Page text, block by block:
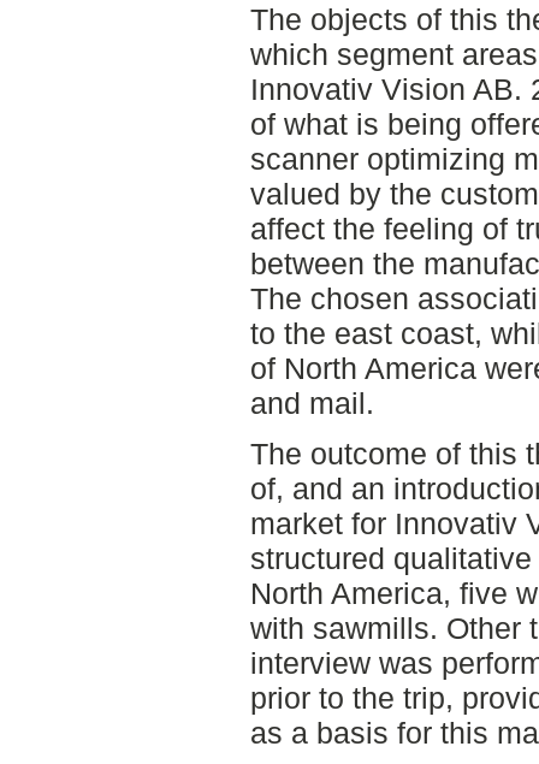
The objects of this
which segment
Innovativ Vision AB.
of what is being
scanner optimizing
valued by the
affect the feeling of
between the
The chosen
to the east coast,
of North America
and mail.
The outcome of this
of, and an
market for Innovativ
structured
North America, five
with sawmills. Other
interview was
prior to the trip,
as a basis for this